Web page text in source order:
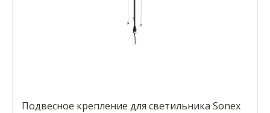
Подвесное крепление для светильника Sonex